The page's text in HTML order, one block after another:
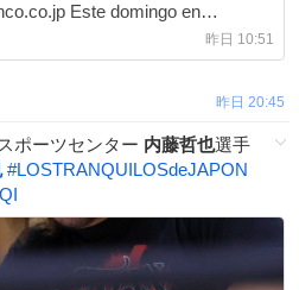
Este domingo en
youtu.be/HqpGU_mExYI?si…
昨日 10:51
昨日 20:45
ポーツセンター 内藤哲也選手
#LOSTRANQUILOSdeJAPON